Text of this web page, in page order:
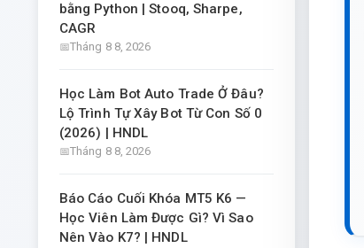
bằng Python | Stooq, Sharpe,
CAGR
Tháng 8 8, 2026
Học Làm Bot Auto Trade Ở Đâu?
Lộ Trình Tự Xây Bot Từ Con Số 0
(2026) | HNDL
Tháng 8 8, 2026
Báo Cáo Cuối Khóa MT5 K6 —
Học Viên Làm Được Gì? Vì Sao
Nên Vào K7? | HNDL